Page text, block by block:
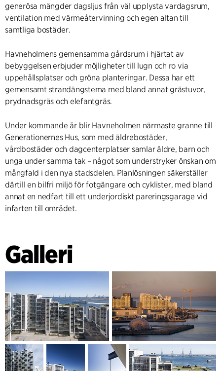
generösa mängder dagsljus från väl upplysta vardagsrum,
ventilation med värmeåtervinning och egen altan till
samtliga bostäder.
Havneholmens gemensamma gårdsrum i hjärtat av
bebyggelsen erbjuder möjligheter till lugn och ro via
uppehållsplatser och gröna planteringar. Dessa har ett
gemensamt strandängstema med bland annat grästuvor,
prydnadsgräs och elefantgräs.
Under kommande år blir Havneholmen närmaste granne till
Generationernes Hus, som med äldrebostäder,
vårdbostäder och dagcenterplatser samlar äldre, barn och
unga under samma tak – något som understryker önskan om
mångfald i den nya stadsdelen. Planlösningen säkerställer
därtill en bilfri miljö för fotgängare och cyklister, med bland
annat en nedfart till ett underjordiskt pareringsgarage vid
infarten till området.
Galleri